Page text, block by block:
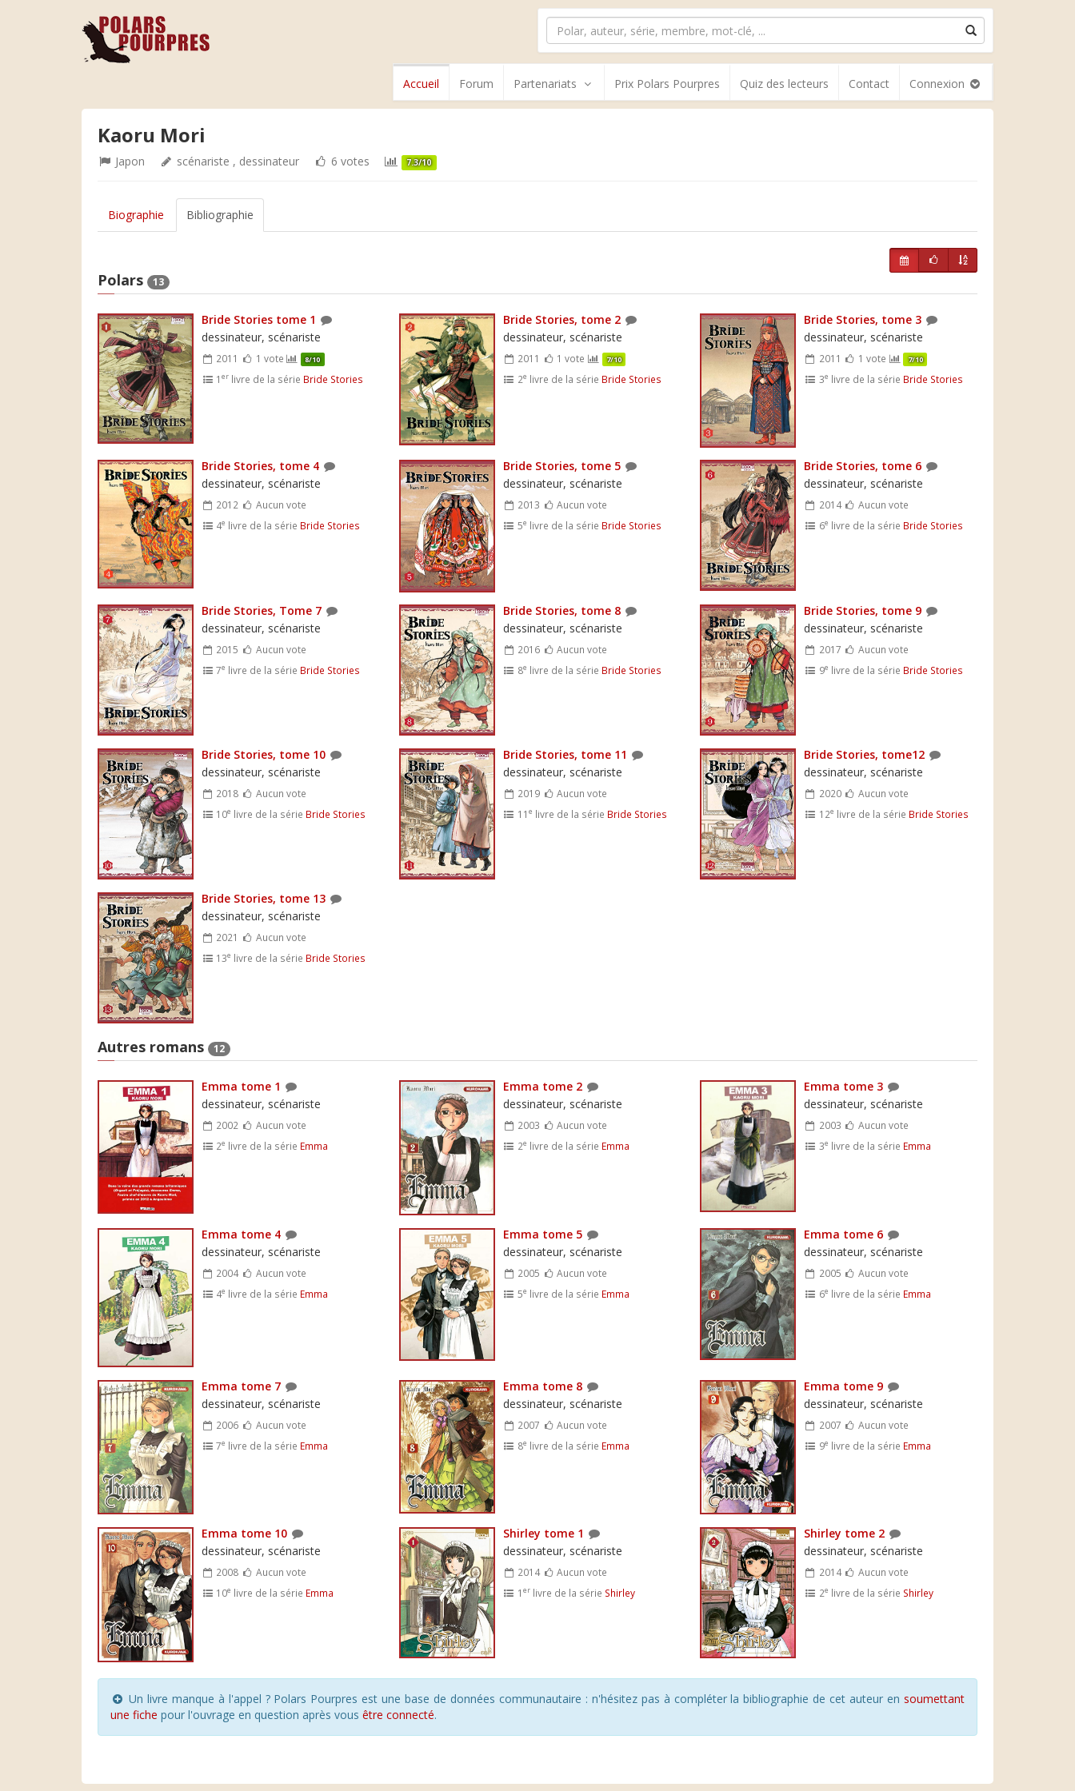
Accueil Forum Partenariats Prix Polars Pourpres Quiz des lecteurs Contact Connexion
Kaoru Mori
Japon scénariste , dessinateur 6 votes 7.3/10
Biographie Bibliographie
Polars 13
Bride Stories tome 1
dessinateur, scénariste
2011 1 vote 8/10
1er livre de la série Bride Stories
Bride Stories, tome 2
dessinateur, scénariste
2011 1 vote 7/10
2e livre de la série Bride Stories
Bride Stories, tome 3
dessinateur, scénariste
2011 1 vote 7/10
3e livre de la série Bride Stories
Bride Stories, tome 4
dessinateur, scénariste
2012
Aucun vote
4e livre de la série Bride Stories
Bride Stories, tome 5
dessinateur, scénariste
2013
Aucun vote
5e livre de la série Bride Stories
Bride Stories, tome 6
dessinateur, scénariste
2014
Aucun vote
6e livre de la série Bride Stories
Bride Stories, Tome 7
dessinateur, scénariste
2015
Aucun vote
7e livre de la série Bride Stories
Bride Stories, tome 8
dessinateur, scénariste
2016
Aucun vote
8e livre de la série Bride Stories
Bride Stories, tome 9
dessinateur, scénariste
2017
Aucun vote
9e livre de la série Bride Stories
Bride Stories, tome 10
dessinateur, scénariste
2018
Aucun vote
10e livre de la série Bride Stories
Bride Stories, tome 11
dessinateur, scénariste
2019
Aucun vote
11 e livre de la série Bride Stories
Bride Stories, tome12
dessinateur, scénariste
2020
Aucun vote
12e livre de la série Bride Stories
Bride Stories, tome 13
dessinateur, scénariste
2021
Aucun vote
13e livre de la série Bride Stories
Autres romans 12
Emma tome 1
dessinateur, scénariste
2002
Aucun vote
2e livre de la série Emma
Emma tome 2
dessinateur, scénariste
2003
Aucun vote
2e livre de la série Emma
Emma tome 3
dessinateur, scénariste
2003
Aucun vote
3e livre de la série Emma
Emma tome 4
dessinateur, scénariste
2004
Aucun vote
4e livre de la série Emma
Emma tome 5
dessinateur, scénariste
2005
Aucun vote
5e livre de la série Emma
Emma tome 6
dessinateur, scénariste
2005
Aucun vote
6e livre de la série Emma
Emma tome 7
dessinateur, scénariste
2006
Aucun vote
7e livre de la série Emma
Emma tome 8
dessinateur, scénariste
2007
Aucun vote
8e livre de la série Emma
Emma tome 9
dessinateur, scénariste
2007
Aucun vote
9e livre de la série Emma
Emma tome 10
dessinateur, scénariste
2008
Aucun vote
10e livre de la série Emma
Shirley tome 1
dessinateur, scénariste
2014
Aucun vote
1 erlivre de la série Shirley
Shirley tome 2
dessinateur, scénariste
2014
Aucun vote
2e livre de la série Shirley
Un livre manque à l'appel ? Polars Pourpres est une base de données communautaire : n'hésitez pas à compléter la bibliographie de cet auteur en soumettant
une fiche pour l'ouvrage en question après vous être connecté.